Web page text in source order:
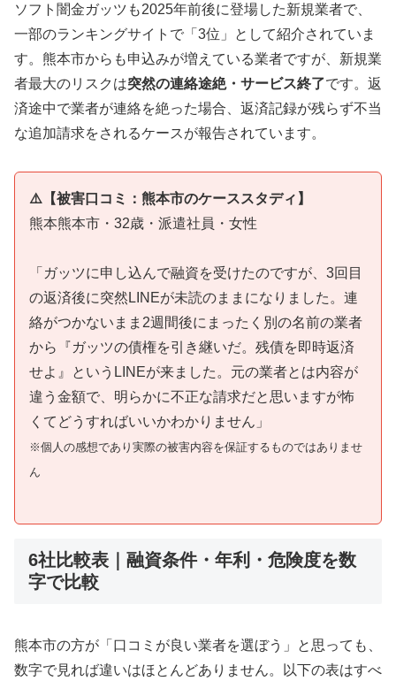
ソフト闇金ガッツも2025年前後に登場した新規業者で、
一部のランキングサイトで「3位」として紹介されていま
す。熊本市からも申込みが増えている業者ですが、新規業
者最大のリスクは突然の連絡途絶・サービス終了です。返
済途中で業者が連絡を絶った場合、返済記録が残らず不当
な追加請求をされるケースが報告されています。
⚠️【被害口コミ：熊本市のケーススタディ】
熊本熊本市・32歳・派遣社員・女性
「ガッツに申し込んで融資を受けたのですが、3回目
の返済後に突然LINEが未読のままになりました。連
絡がつかないまま2週間後にまったく別の名前の業者
から『ガッツの債権を引き継いだ。残債を即時返済
せよ』というLINEが来ました。元の業者とは内容が
違う金額で、明らかに不正な請求だと思いますが怖
くてどうすればいいかわかりません」
※個人の感想であり実際の被害内容を保証するものではありませ
ん
6社比較表｜融資条件・年利・危険度を数
字で比較
熊本市の方が「口コミが良い業者を選ぼう」と思っても、
数字で見れば違いはほとんどありません。以下の表はすべ